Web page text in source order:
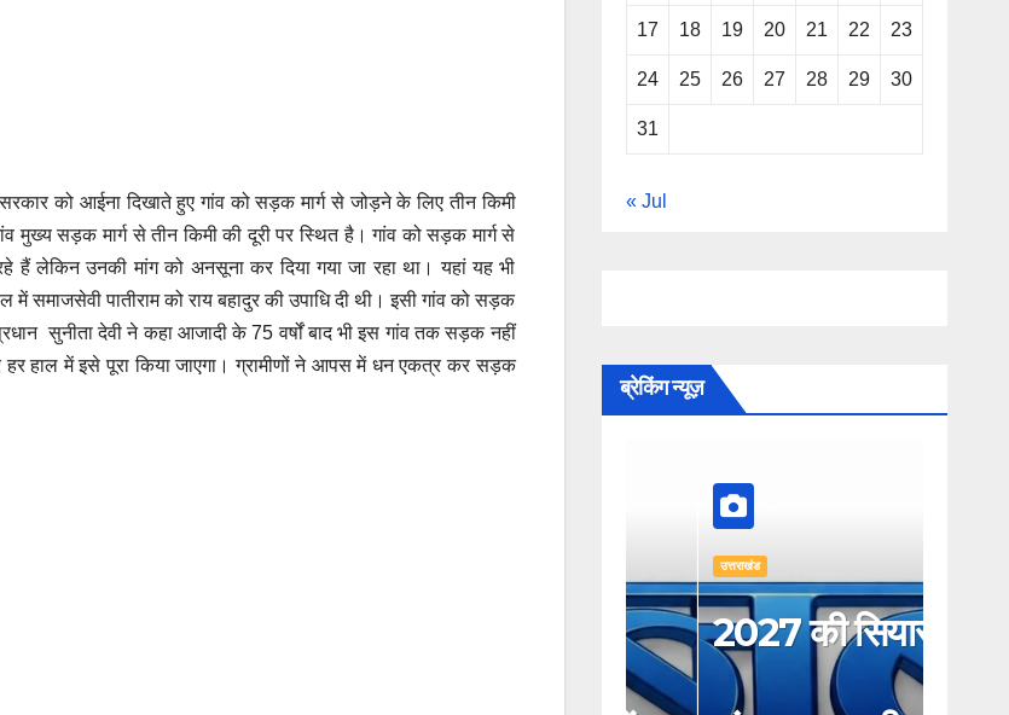
को आईना दिखाते हुए गांव को सड़क मार्ग से जोड़ने के लिए तीन किमी
मुख्य सड़क मार्ग से तीन किमी की दूरी पर स्थित है। गांव को सड़क मार्ग से
लेकिन उनकी मांग को अनसूना कर दिया गया जा रहा था। यहां यह भी
में समाजसेवी पातीराम को राय बहादुर की उपाधि दी थी। इसी गांव को सड़क
सुनीता देवी ने कहा आजादी के 75 वर्षों बाद भी इस गांव तक सड़क नहीं
हाल में इसे पूरा किया जाएगा। ग्रामीणों ने आपस में धन एकत्र कर सड़क
17 18 19 20 21 22 23
24 25 26 27 28 29 30
31
« Jul
ब्रेकिंग न्यूज़
2027 की सियासी